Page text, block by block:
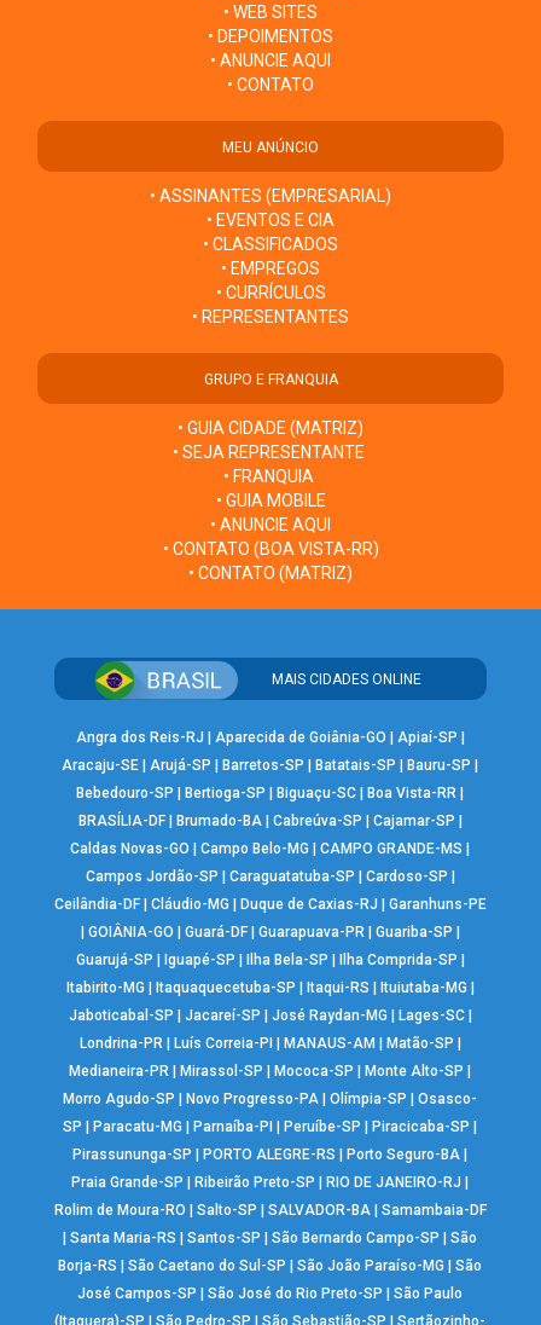
• WEB SITES
• DEPOIMENTOS
• ANUNCIE AQUI
• CONTATO
MEU ANÚNCIO
• ASSINANTES (EMPRESARIAL)
• EVENTOS E CIA
• CLASSIFICADOS
• EMPREGOS
• CURRÍCULOS
• REPRESENTANTES
GRUPO E FRANQUIA
• GUIA CIDADE (MATRIZ)
• SEJA REPRESENTANTE
• FRANQUIA
• GUIA MOBILE
• ANUNCIE AQUI
• CONTATO (BOA VISTA-RR)
• CONTATO (MATRIZ)
MAIS CIDADES ONLINE
Angra dos Reis-RJ Aparecida de Goiânia-GO Apiaí-SP
Aracaju-SE |Arujá-SP Barretos-SP Batatais-SP Bauru-SP
Bebedouro-SP
Bertioga-SP Biguaçu-SC Boa Vista-RR
BRASÍLIA-DF| Brumado-BA| Cabreúva-SP Cajamar-SP
Caldas Novas-GO
|Campo Belo-MG |CAMPO GRANDE-MS
Campos Jordão-SP
Caraguatatuba-SP Cardoso-SP
Ceilândia-DF| Cláudio-MG Duque de Caxias-RJ
Garanhuns-PE
GOIÂNIA-GO Guará-DF| Guarapuava-PR| Guariba-SP
Guarujá-SP
Iguapé-SP Ilha Bela-SP Ilha Comprida-SP
Itabirito-MG
Itaquaquecetuba-SP Itaqui-RS Ituiutaba-MG
Jaboticabal-SP
Jacareí-SP José Raydan-MG Lages-SC|
Londrina-PR| Luís Correia-PI MANAUS-AM Matão-SP
Medianeira-PR
Mirassol-SP Mococa-SP Monte Alto-SP
Morro Agudo-SP
Novo Progresso-PA |Olímpia-SP |Osasco-
SP
Paracatu-MG Parnaíba-PI Peruíbe-SP Piracicaba-SP
Pirassununga-SP
PORTO ALEGRE-RS Porto Seguro-BA
Praia Grande-SP
Ribeirão Preto-SP RIO DE JANEIRO-RJ
Rolim de Moura-RO
Salto-SP SALVADOR-BA| Samambaia-DF
|Santa Maria-RS |Santos-SP |São Bernardo Campo-SP |São
Borja-RS
|São Caetano do Sul-SP |São João Paraíso-MG |São
José Campos-SP
|São José do Rio Preto-SP |São Paulo